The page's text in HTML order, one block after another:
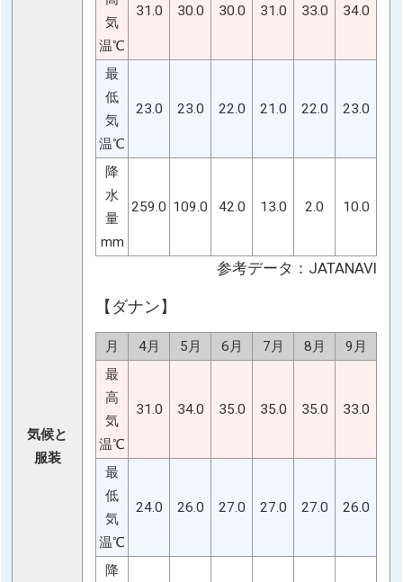
気候と
服装
気
温℃
31.0 30.0 30.0 31.0 33.0 34.0
最
低
気
温℃
23.0 23.0 22.0 21.0 22.0 23.0
降
水
量
mm
259.0 109.0 42.0 13.0 2.0 10.0
参考データ：JATANAVI
【ダナン】
月 4月 5月 6月 7月 8月
9月
最
高
気
温℃
31.0 34.0 35.0 35.0 35.0 33.0
最
低
気
温℃
24.0 26.0 27.0 27.0 27.0 26.0
降